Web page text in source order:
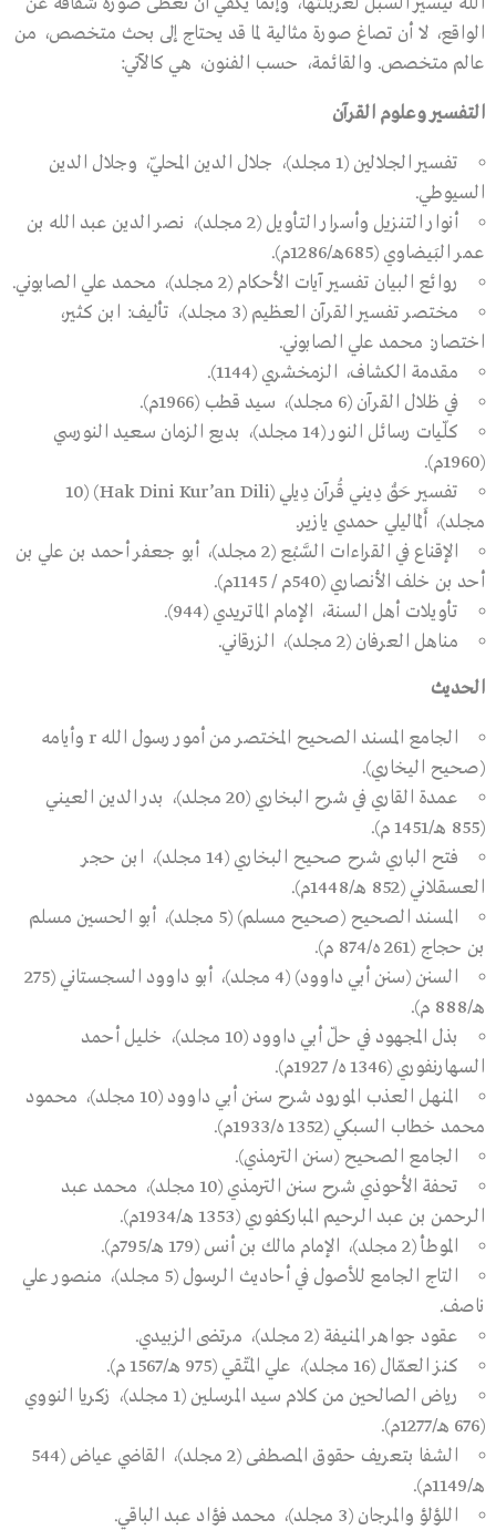
الواقع، لا أن تصاغ صورة مثالية لما قد يحتاج إلى بحث متخصص، من
عالم متخصص. والقائمة، حسب الفنون، هي كالآتي:
التفسير وعلوم القرآن
تفسير الجلالين (1 مجلد)، جلال الدين المحلّي، وجلال الدين
السيوطي.
أنوار التنزيل وأسرار التأويل (2 مجلد)، نصر الدين عبد الله بن
عمر البَيضاوي (685هـ/1286م).
روائع البيان تفسير آيات الأحكام (2 مجلد)، محمد علي الصابوني.
مختصر تفسير القرآن العظيم (3 مجلد)، تأليف: ابن كثير،
اختصار: محمد علي الصابوني.
مقدمة الكشاف، الزمخشري (1144).
في ظلال القرآن (6 مجلد)، سيد قطب (1966م).
كلّيات رسائل النور (14 مجلد)، بديع الزمان سعيد النورسي
(1960م).
تفسير حَقْ دِيني قُرآن دِيلِي (Hak Dini Kur’an Dili) (10
مجلد)، أَلْماليلي حمدي يازير.
الإقناع في القراءات السَّبْع (2 مجلد)، أبو جعفر أحمد بن علي بن
أحد بن خلف الأنصاري (540م / 1145م).
تأويلات أهل السنة، الإمام الماتريدي (944).
مناهل العرفان (2 مجلد)، الزرقاني.
الحديث
الجامع المسند الصحيح المختصر من أمور رسول الله r وأيامه
(صحيح اليخاري).
عمدة القاري في شرح البخاري (20 مجلد)، بدر الدين العيني
(855 هـ/1451 م).
فتح الباري شرح صحيح البخاري (14 مجلد)، ابن حجر
العسقلاني (852 هـ/1448م).
المسند الصحيح (صحيح مسلم) (5 مجلد)، أبو الحسين مسلم
بن حجاج (261 ه/874 م).
السنن (سنن أبي داوود) (4 مجلد)، أبو داوود السجستاني (275
هـ/888 م).
بذل المجهود في حلّ أبي داوود (10 مجلد)، خليل أحمد
السهارنفوري (1346 ه/ 1927م).
المنهل العذب المورود شرح سنن أبي داوود (10 مجلد)، محمود
محمد خطاب السبكي (1352 ه/1933م).
الجامع الصحيح (سنن الترمذي).
تحفة الأحوذي شرح سنن الترمذي (10 مجلد)، محمد عبد
الرحمن بن عبد الرحيم المباركفوري (1353 هـ/1934م).
الموطأ (2 مجلد)، الإمام مالك بن أنس (179 هـ/795م).
التاج الجامع للأصول في أحاديث الرسول (5 مجلد)، منصور علي
ناصف.
عقود جواهر المنيفة (2 مجلد)، مرتضى الزبيدي.
كنز العمّال (16 مجلد)، علي المتّقي (975 هـ/1567 م).
رياض الصالحين من كلام سيد المرسلين (1 مجلد)، زكريا النووي
(676 هـ/1277م).
الشفا بتعريف حقوق المصطفى (2 مجلد)، القاضي عياض (544
هـ/1149م).
اللؤلؤ والمرجان (3 مجلد)، محمد فؤاد عبد الباقي.